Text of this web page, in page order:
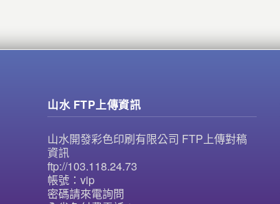
山水 FTP上傳資訊
山水開發彩色印刷有限公司 FTP上傳對稿
資訊
ftp://103.118.24.73
帳號：vip
密碼請來電詢問